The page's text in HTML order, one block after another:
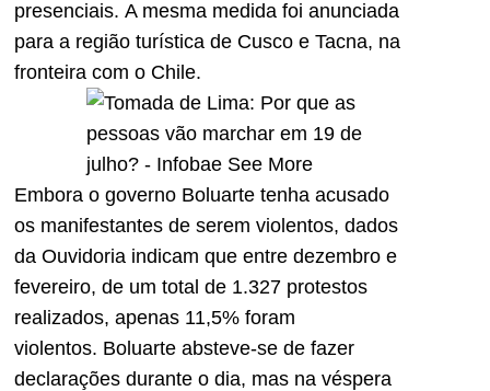
presenciais. A mesma medida foi anunciada
para a região turística de Cusco e Tacna, na
fronteira com o Chile.
Embora o governo Boluarte tenha acusado
os manifestantes de serem violentos, dados
da Ouvidoria indicam que entre dezembro e
fevereiro, de um total de 1.327 protestos
realizados, apenas 11,5% foram
violentos. Boluarte absteve-se de fazer
declarações durante o dia, mas na véspera